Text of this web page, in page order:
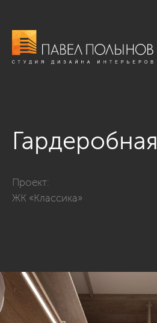
Гардеробная
Проект:
ЖК «Классика»